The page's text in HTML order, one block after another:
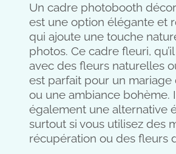
Un cadre photobooth
est une option élégante et
qui ajoute une touche
photos. Ce cadre fleuri,
avec des fleurs naturelles
est parfait pour un
ou une ambiance bohème.
également une alternative
surtout si vous utilisez des
récupération ou des fleurs